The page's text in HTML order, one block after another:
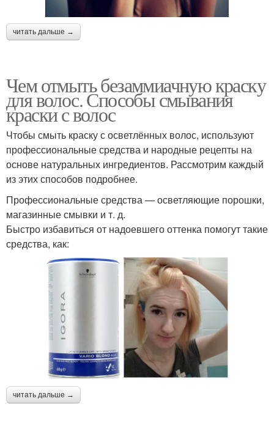
читать дальше →
Чем отмыть безаммиачную краску
для волос. Способы смывания
краски с волос
Чтобы смыть краску с осветлённых волос, используют
профессиональные средства и народные рецепты на
основе натуральных ингредиентов. Рассмотрим каждый
из этих способов подробнее.
Профессиональные средства — осветляющие порошки,
магазинные смывки и т. д.
Быстро избавиться от надоевшего оттенка помогут такие
средства, как:
читать дальше →